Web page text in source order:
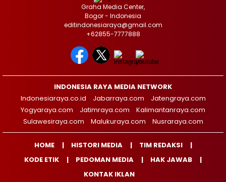
Graha Media Center,
Bogor - Indonesia
editindonesiaraya@gmail.com
+62855-7777888
INDONESIA RAYA MEDIA NETWORK
Indonesiaraya.co.id
Jabarraya.com
Jatengraya.com
Yogyaraya.com
Jatimraya.com
Kalimantanraya.com
Sulawesiraya.com
Malukuraya.com Nusraraya.com
HOME HISTORI MEDIA
TIM REDAKSI
KODE ETIK
PEDOMAN MEDIA
HAK JAWAB
KONTAK IKLAN